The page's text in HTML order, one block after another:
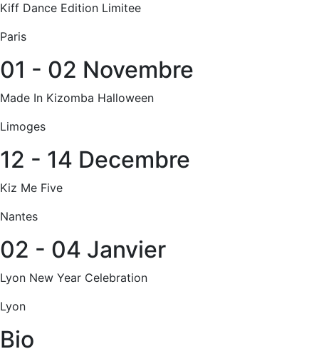
Kiff Dance Edition Limitee
Paris
01 - 02 Novembre
Made In Kizomba Halloween
Limoges
12 - 14 Decembre
Kiz Me Five
Nantes
02 - 04 Janvier
Lyon New Year Celebration
Lyon
Bio